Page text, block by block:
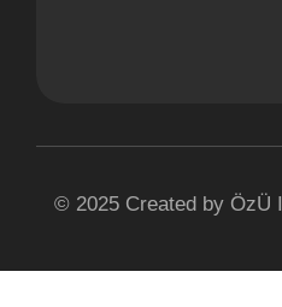
Özyeğin
© 2025 Created by ÖzÜ